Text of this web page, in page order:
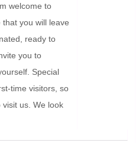
welcome to
you will leave
ready to
you to
Special
time visitors, so
us. We look